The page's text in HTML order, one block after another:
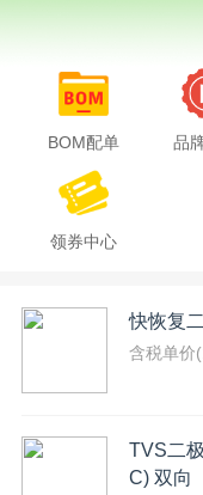
BOM配单 品
领券中心
快恢复
含税单价
TVS二
C) 双向